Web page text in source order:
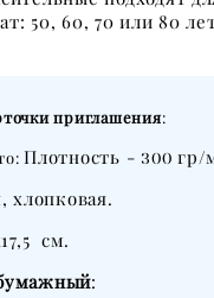
50, 60, 70 или 80
приглашения:
Плотность -300 гр/
хлопковая.
см.
: